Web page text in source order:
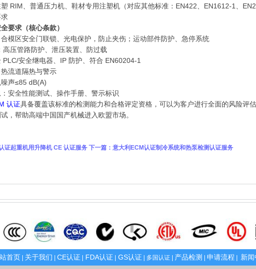
RIM、普通压力机、鞋材专用注塑机（对应其他标准：EN422、EN1612‑1、
要求（核心条款）
模区安全门联锁、光电保护，防止夹伤；运动部件防护、急停系统
高压管路防护、泄压装置、防过载
PLC/安全继电器、IP 防护、符合 EN60204‑1
流道隔热与警示
声≤85 dB(A)
安全性能测试、操作手册、警示标识
认证具备覆盖该标准的检测能力和合格评定资格，可以为客户进行全面的风险评
，帮助高端中国国产机械进入欧盟市场。
证起重机用升降机 CE 认证服务 下一篇： 意大利ECM认证制冷系统和热泵检测认证服务
首页 关于我们 CE认证 FDA认证 GS认证 | 多国认证 | 产品检测 申请流程 新